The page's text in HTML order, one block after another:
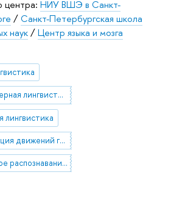
центра: НИУ ВШЭ в Санкт-
/Санкт-Петербургская школа
наук/Центр языка и мозга
компьютерная лингвистика
лингвистика
регистрация движений глаз
визуальное распознавание слов